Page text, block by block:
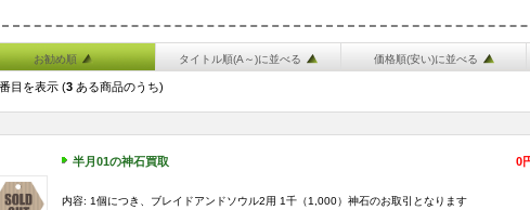
お勧め順 タイトル順(A～)に並べる 価格順(安い)に並べる
番目を表示 (3 ある商品のうち)
半月01の神石買取 0
内容: 1個につき、ブレイドアンドソウル2用 1千（1,000）神石のお取引となります